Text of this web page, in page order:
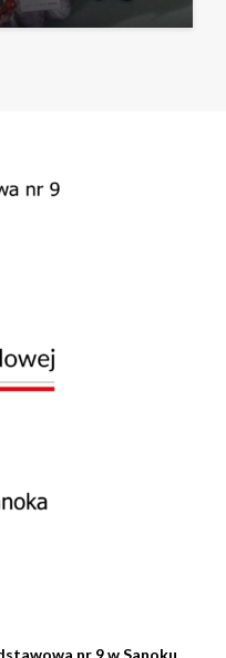
nr 9 w Sanoku